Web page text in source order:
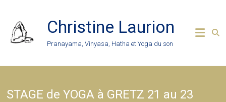
content
Christine Laurion
Pranayama, Vinyasa, Hatha et Yoga du son
STAGE de YOGA à GRETZ 21 au 23